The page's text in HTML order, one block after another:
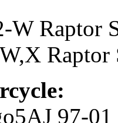
W Raptor
97-01